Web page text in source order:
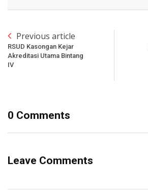
Previous article
RSUD Kasongan Kejar
Akreditasi Utama Bintang
IV
0 Comments
Leave Comments